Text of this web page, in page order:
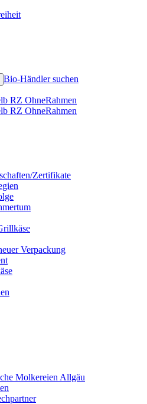
Bio-Händler suchen
Zertifikate
Verpackung
Molkereien Allgäu